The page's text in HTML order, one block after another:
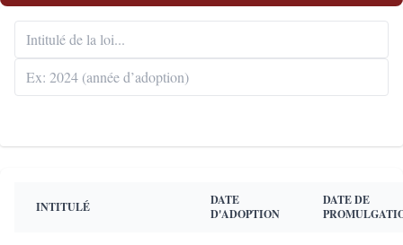
INTITULÉ
DATE
D'ADOPTION
DATE DE